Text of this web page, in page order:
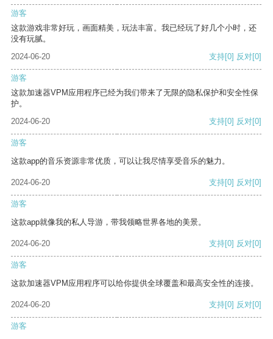
游客
这款游戏非常好玩，画面精美，玩法丰富。我已经玩了好几个小时，还
没有玩腻。
2024-06-20
支持[0] 反对[0]
游客
这款加速器VPM应用程序已经为我们带来了无限的隐私保护和安全性保
护。
2024-06-20
支持[0] 反对[0]
游客
这款app的音乐资源非常优质，可以让我尽情享受音乐的魅力。
2024-06-20 支持[0] 反对[0]
游客
这款app就像我的私人导游，带我领略世界各地的美景。
2024-06-20 支持[0] 反对[0]
游客
这款加速器VPM应用程序可以给你提供全球覆盖和最高安全性的连接。
2024-06-20 支持[0] 反对[0]
游客